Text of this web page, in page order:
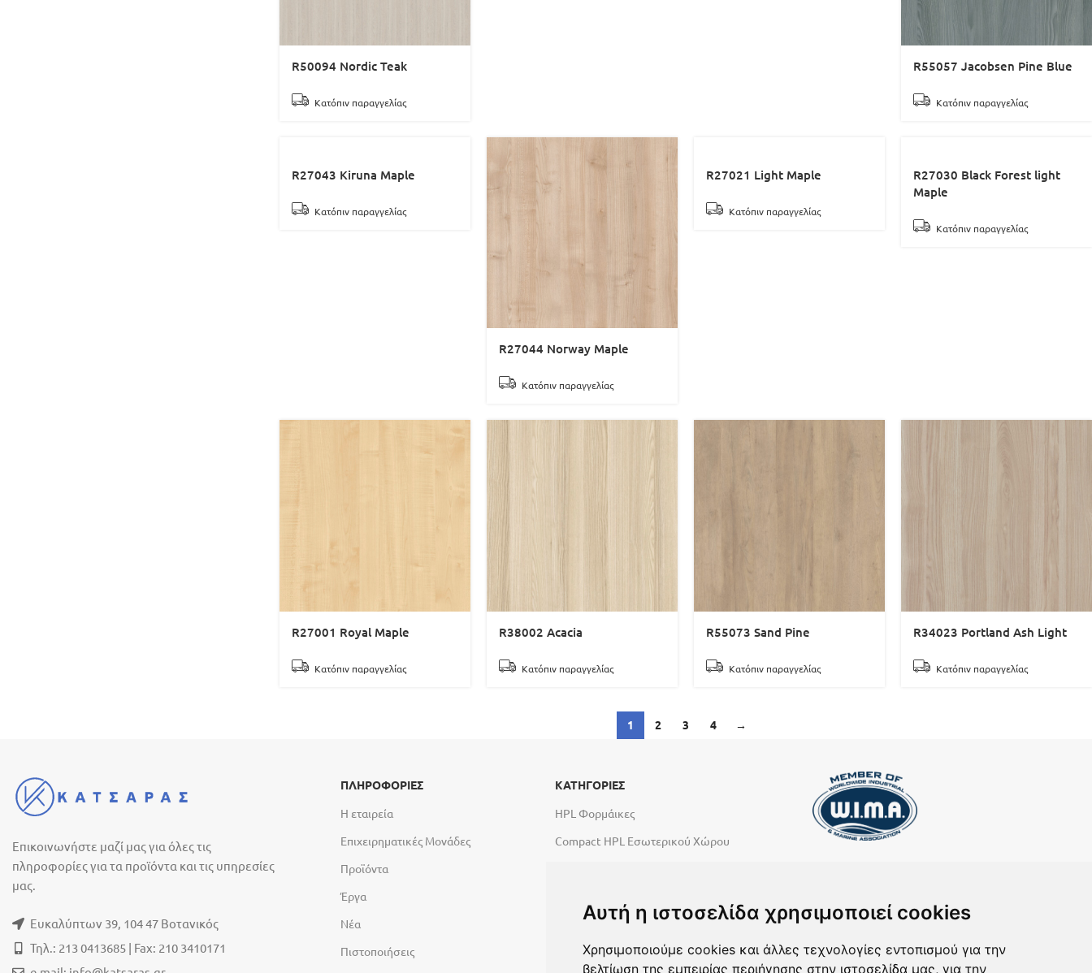
Αυτή η ιστοσελίδα χρησιμοποιεί cookies
Χρησιμοποιούμε cookies και άλλες τεχνολογίες εντοπισμού για την
βελτίωση της εμπειρίας περιήγησης στην ιστοσελίδα μας, για την
R50094 Nordic Teak
Κατόπιν παραγγελίας
R55057 Jacobsen Pine Blue
Κατόπιν παραγγελίας
R27043 Kiruna Maple
Κατόπιν παραγγελίας
R27044 Norway Maple
Κατόπιν παραγγελίας
R27021 Light Maple
Κατόπιν παραγγελίας
R27030 Black Forest light
Maple
Κατόπιν παραγγελίας
R27001 Royal Maple
Κατόπιν παραγγελίας
R38002 Acacia
Κατόπιν παραγγελίας
R55073 Sand Pine
Κατόπιν παραγγελίας
R34023 Portland Ash Light
Κατόπιν παραγγελίας
1 2 3 4 →
Επικοινωνήστε μαζί μας για όλες τις
πληροφορίες για τα προϊόντα και τις υπηρεσίες
μας.
Ευκαλύπτων 39, 104 47 Βοτανικός
Τηλ.: 213 0413685 | Fax: 210 3410171
ΠΛΗΡΟΦΟΡΙΕΣ
Η εταιρεία
Επιχειρηματικές Μονάδες
Προϊόντα
Έργα
Νέα
Πιστοποιήσεις
ΚΑΤΗΓΟΡΙΕΣ
HPL Φορμάικες
Compact HPL Εσωτερικού Χώρου
Πάγκοι Εργασίας Duropal
Υλικά σύνθεσης πόρτας
συμπληρώστε το email σας στην παρακάτω φόρμα